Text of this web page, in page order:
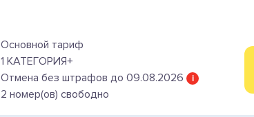
Основной тариф
1 КАТЕГОРИЯ+
Отмена без штрафов до 09.08.2026 i
2 номер(ов) свободно